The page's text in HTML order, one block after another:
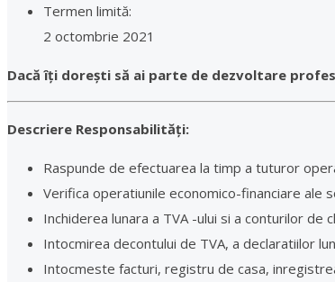
Termen limită:
2 octombrie 2021
Dacă îți dorești să ai parte de dezvoltare
Descriere Responsabilități:
Raspunde de efectuarea la timp a tuturor
Verifica operatiunile economico-financiare ale
Inchiderea lunara a TVA -ului si a conturilor de
Intocmirea decontului de TVA, a declaratiilor
Intocmeste facturi, registru de casa,